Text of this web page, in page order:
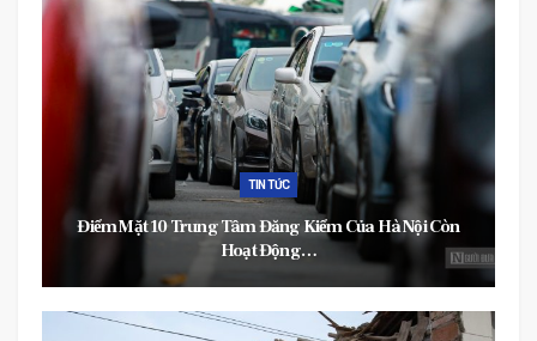
TIN TỨC
Điểm Mặt 10 Trung Tâm Đăng Kiểm Của Hà Nội Còn
Hoạt Động…